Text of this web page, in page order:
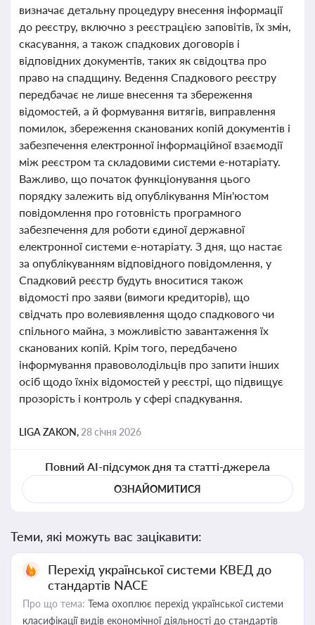
визначає детальну процедуру внесення інформації
до реєстру, включно з реєстрацією заповітів, їх змін,
скасування, а також спадкових договорів і
відповідних документів, таких як свідоцтва про
право на спадщину. Ведення Спадкового реєстру
передбачає не лише внесення та збереження
відомостей, а й формування витягів, виправлення
помилок, збереження сканованих копій документів і
забезпечення електронної інформаційної взаємодії
між реєстром та складовими системи е-нотаріату.
Важливо, що початок функціонування цього
порядку залежить від опублікування Мін'юстом
повідомлення про готовність програмного
забезпечення для роботи єдиної державної
електронної системи е-нотаріату. З дня, що настає
за опублікуванням відповідного повідомлення, у
Спадковий реєстр будуть вноситися також
відомості про заяви (вимоги кредиторів), що
свідчать про волевиявлення щодо спадкового чи
спільного майна, з можливістю завантаження їх
сканованих копій. Крім того, передбачено
інформування правоволодільців про запити інших
осіб щодо їхніх відомостей у реєстрі, що підвищує
прозорість і контроль у сфері спадкування.
LIGA ZAKON, 28 січня 2026
Повний AI-підсумок дня та статті-джерела
ОЗНАЙОМИТИСЯ
Теми, які можуть вас зацікавити:
Перехід української системи КВЕД до
стандартів NACE
Про що тема: Тема охоплює перехід української системи
класифікації видів економічної діяльності до стандартів